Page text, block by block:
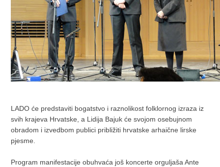
LADO će predstaviti bogatstvo i raznolikost folklornog izraza iz
svih krajeva Hrvatske, a Lidija Bajuk će svojom osebujnom
obradom i izvedbom publici približiti hrvatske arhaične lirske
pjesme.
Program manifestacije obuhvaća još koncerte orguljaša Ante